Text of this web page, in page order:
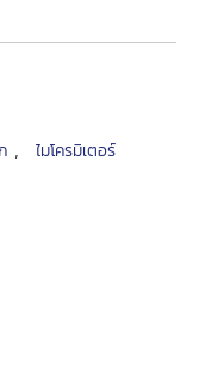
, ไมโครมิเตอร์